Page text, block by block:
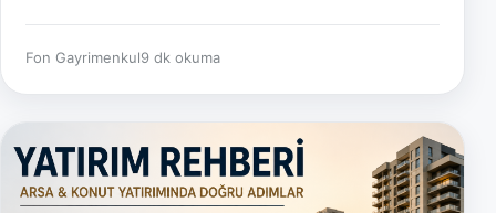
Fon Gayrimenkul9 dk okuma